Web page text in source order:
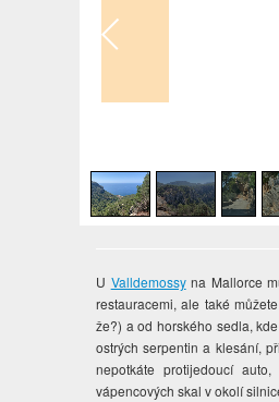
U Valldemossyna Mallorce
restauracemi, ale také
že?) a od horského sedla,
ostrých serpentin a klesání,
nepotkáte protijedoucí
vápencových skal v okolí